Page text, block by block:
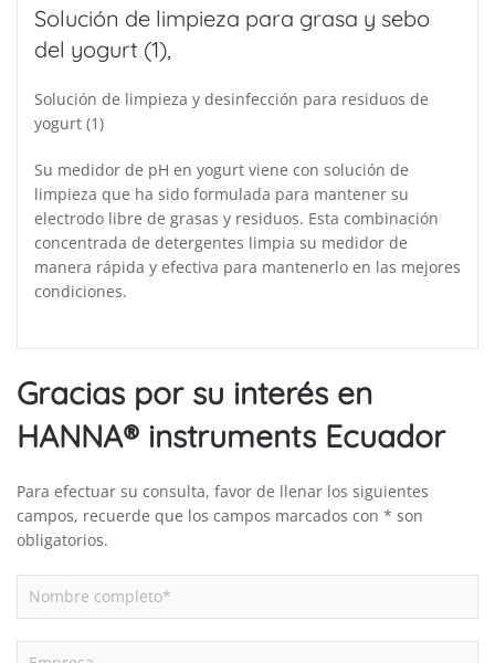
Solución de limpieza para grasa y sebo
del yogurt (1),
Solución de limpieza y desinfección para residuos de
yogurt (1)
Su medidor de pH en yogurt viene con solución de
limpieza que ha sido formulada para mantener su
electrodo libre de grasas y residuos. Esta combinación
concentrada de detergentes limpia su medidor de
manera rápida y efectiva para mantenerlo en las mejores
condiciones.
Gracias por su interés en
HANNA® instruments Ecuador
Para efectuar su consulta, favor de llenar los siguientes
campos, recuerde que los campos marcados con * son
obligatorios.